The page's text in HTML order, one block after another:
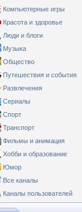
Компьютерные игры
Красота и здоровье
Люди и блоги
Музыка
Общество
Путешествия и события
Развлечения
Сериалы
Спорт
Транспорт
Фильмы и анимация
Хобби и образование
Юмор
Все каналы
Каналы пользователей